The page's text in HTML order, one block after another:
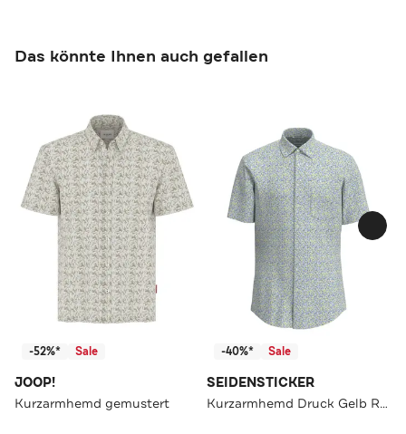
Das könnte Ihnen auch gefallen
-52%* Sale
JOOP!
Kurzarmhemd gemustert
-40%* Sale
SEIDENSTICKER
Kurzarmhemd Druck Gelb Regular Fit